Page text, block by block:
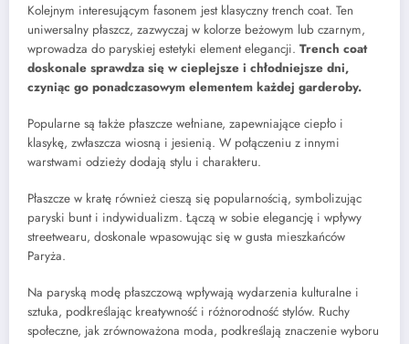
Kolejnym interesującym fasonem jest klasyczny trench coat. Ten
uniwersalny płaszcz, zazwyczaj w kolorze beżowym lub czarnym,
wprowadza do paryskiej estetyki element elegancji. Trench coat
doskonale sprawdza się w cieplejsze i chłodniejsze dni,
czyniąc go ponadczasowym elementem każdej garderoby.
Popularne są także płaszcze wełniane, zapewniające ciepło i
klasykę, zwłaszcza wiosną i jesienią. W połączeniu z innymi
warstwami odzieży dodają stylu i charakteru.
Płaszcze w kratę również cieszą się popularnością, symbolizując
paryski bunt i indywidualizm. Łączą w sobie elegancję i wpływy
streetwearu, doskonale wpasowując się w gusta mieszkańców
Paryża.
Na paryską modę płaszczową wpływają wydarzenia kulturalne i
sztuka, podkreślając kreatywność i różnorodność stylów. Ruchy
społeczne, jak zrównoważona moda, podkreślają znaczenie wyboru